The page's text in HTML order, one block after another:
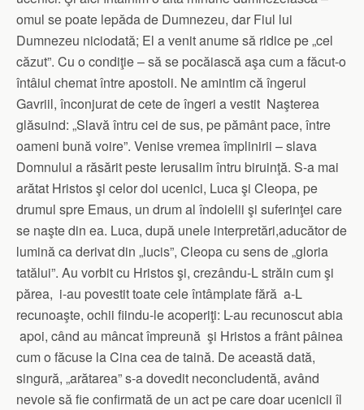
omul se poate lepăda de Dumnezeu, dar Fiul lui
Dumnezeu niciodată; El a venit anume să ridice pe „cel
căzut”. Cu o condiţie – să se pocăiască aşa cum a făcut-o
întâiul chemat între apostoli. Ne amintim că îngerul
Gavriil, înconjurat de cete de îngeri a vestit Naşterea
glăsuind: „Slavă întru cei de sus, pe pământ pace, între
oameni bună voire”. Venise vremea împlinirii – slava
Domnului a răsărit peste Ierusalim întru biruinţă. S-a mai
arătat Hristos şi celor doi ucenici, Luca şi Cleopa, pe
drumul spre Emaus, un drum al îndoielii şi suferinţei care
se naşte din ea. Luca, după unele interpretări,aducător de
lumină ca derivat din „lucis”, Cleopa cu sens de „gloria
tatălui”. Au vorbit cu Hristos şi, crezându-L străin cum şi
părea, i-au povestit toate cele întâmplate fără a-L
recunoaşte, ochii fiindu-le acoperiţi: L-au recunoscut abia
apoi, când au mâncat împreună şi Hristos a frânt pâinea
cum o făcuse la Cina cea de taină. De această dată,
singură, „arătarea” s-a dovedit neconcludentă, având
nevoie să fie confirmată de un act pe care doar ucenicii îl